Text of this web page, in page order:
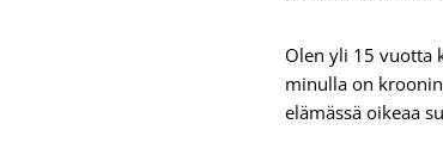
Olen yli 15 vuotta
minulla on
elämässä oikeaa